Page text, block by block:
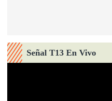
Señal T13 En Vivo